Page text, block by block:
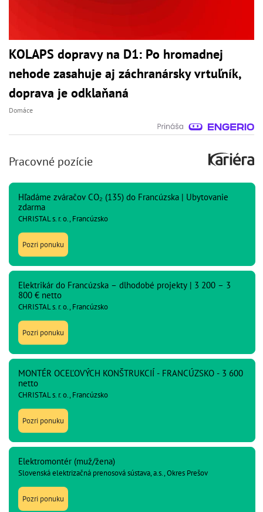
KOLAPS dopravy na D1: Po hromadnej
nehode zasahuje aj záchranársky vrtuľník,
doprava je odklaňaná
Domáce
Pracovné pozície
Hľadáme zváračov CO₂ (135) do Francúzska | Ubytovanie
zdarma
CHRISTAL s. r. o., Francúzsko
Pozri ponuku
Elektrikár do Francúzska – dlhodobé projekty | 3 200 – 3
800 € netto
CHRISTAL s. r. o., Francúzsko
Pozri ponuku
MONTÉR OCEĽOVÝCH KONŠTRUKCIÍ - FRANCÚZSKO - 3 600
netto
CHRISTAL s. r. o., Francúzsko
Pozri ponuku
Elektromontér (muž/žena)
Slovenská elektrizačná prenosová sústava, a.s., Okres Prešov
Pozri ponuku